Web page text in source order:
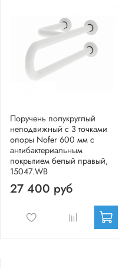
Поручень полукруглый
неподвижный с 3 точками
опоры Nofer 600 мм с
антибактериальным
покрытием белый правый,
15047.WB
27 400 руб